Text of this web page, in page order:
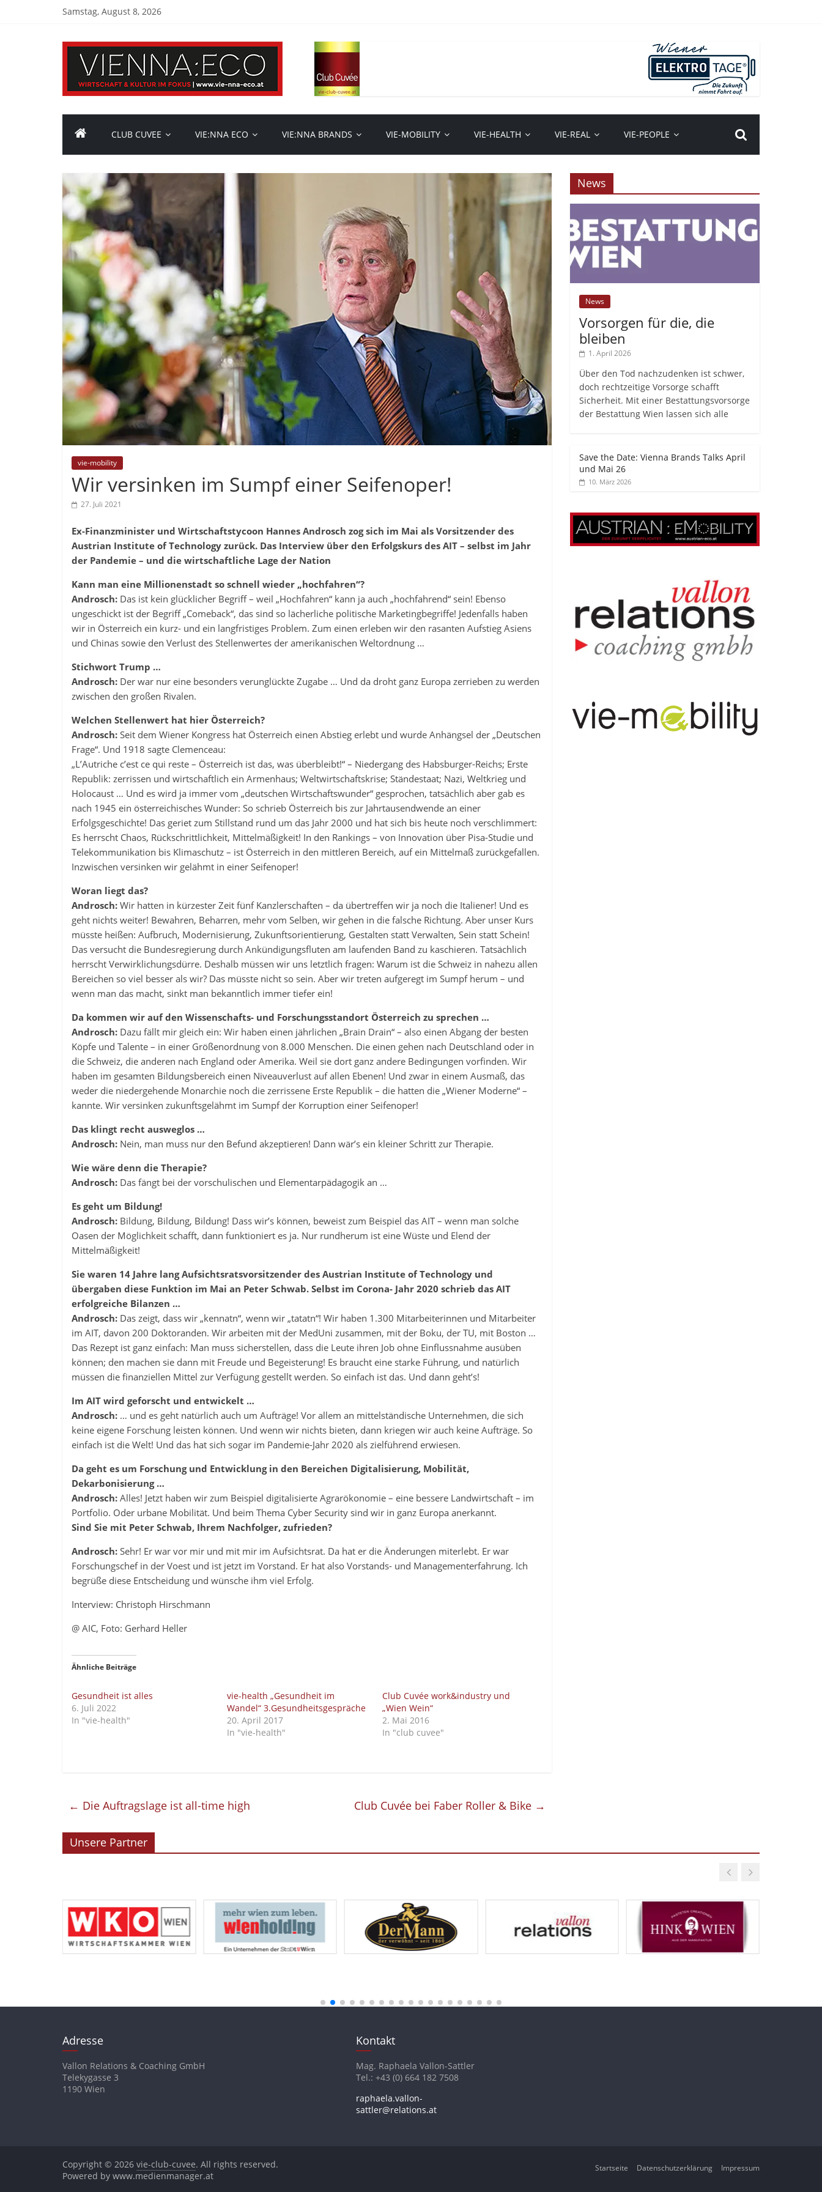
Samstag, August 8, 2026
CLUB CUVEE VIE:NNA ECO VIE:NNA BRANDS VIE-MOBILITY VIE-HEALTH VIE-REAL VIE-PEOPLE
vie-mobility
Wir versinken im Sumpf einer Seifenoper!
27. Juli 2021
Ex-Finanzminister und Wirtschaftstycoon Hannes Androsch zog sich im Mai als Vorsitzender des
Austrian Institute of Technology zurück. Das Interview über den Erfolgskurs des AIT – selbst im Jahr
der Pandemie – und die wirtschaftliche Lage der Nation
Kann man eine Millionenstadt so schnell wieder „hochfahren“?
Androsch: Das ist kein glücklicher Begriff – weil „Hochfahren“ kann ja auch „hochfahrend“ sein! Ebenso
ungeschickt ist der Begriff „Comeback“, das sind so lächerliche politische Marketingbegriffe! Jedenfalls haben
wir in Österreich ein kurz- und ein langfristiges Problem. Zum einen erleben wir den rasanten Aufstieg Asiens
und Chinas sowie den Verlust des Stellenwertes der amerikanischen Weltordnung …
Stichwort Trump …
Androsch: Der war nur eine besonders verunglückte Zugabe … Und da droht ganz Europa zerrieben zu werden
zwischen den großen Rivalen.
Welchen Stellenwert hat hier Österreich?
Androsch: Seit dem Wiener Kongress hat Österreich einen Abstieg erlebt und wurde Anhängsel der „Deutschen
Frage“. Und 1918 sagte Clemenceau:
„L’Autriche c’est ce qui reste – Österreich ist das, was überbleibt!“ – Niedergang des Habsburger-Reichs; Erste
Republik: zerrissen und wirtschaftlich ein Armenhaus; Weltwirtschaftskrise; Ständestaat; Nazi, Weltkrieg und
Holocaust … Und es wird ja immer vom „deutschen Wirtschaftswunder“ gesprochen, tatsächlich aber gab es
nach 1945 ein österreichisches Wunder: So schrieb Österreich bis zur Jahrtausendwende an einer
Erfolgsgeschichte! Das geriet zum Stillstand rund um das Jahr 2000 und hat sich bis heute noch verschlimmert:
Es herrscht Chaos, Rückschrittlichkeit, Mittelmäßigkeit! In den Rankings – von Innovation über Pisa-Studie und
Telekommunikation bis Klimaschutz – ist Österreich in den mittleren Bereich, auf ein Mittelmaß zurückgefallen.
Inzwischen versinken wir gelähmt in einer Seifenoper!
Woran liegt das?
Androsch: Wir hatten in kürzester Zeit fünf Kanzlerschaften – da übertreffen wir ja noch die Italiener! Und es
geht nichts weiter! Bewahren, Beharren, mehr vom Selben, wir gehen in die falsche Richtung. Aber unser Kurs
müsste heißen: Aufbruch, Modernisierung, Zukunftsorientierung, Gestalten statt Verwalten, Sein statt Schein!
Das versucht die Bundesregierung durch Ankündigungsfluten am laufenden Band zu kaschieren. Tatsächlich
herrscht Verwirklichungsdürre. Deshalb müssen wir uns letztlich fragen: Warum ist die Schweiz in nahezu allen
Bereichen so viel besser als wir? Das müsste nicht so sein. Aber wir treten aufgeregt im Sumpf herum – und
wenn man das macht, sinkt man bekanntlich immer tiefer ein!
Da kommen wir auf den Wissenschafts- und Forschungsstandort Österreich zu sprechen …
Androsch: Dazu fällt mir gleich ein: Wir haben einen jährlichen „Brain Drain“ – also einen Abgang der besten
Köpfe und Talente – in einer Größenordnung von 8.000 Menschen. Die einen gehen nach Deutschland oder in
die Schweiz, die anderen nach England oder Amerika. Weil sie dort ganz andere Bedingungen vorfinden. Wir
haben im gesamten Bildungsbereich einen Niveauverlust auf allen Ebenen! Und zwar in einem Ausmaß, das
weder die niedergehende Monarchie noch die zerrissene Erste Republik – die hatten die „Wiener Moderne“ –
kannte. Wir versinken zukunftsgelähmt im Sumpf der Korruption einer Seifenoper!
Das klingt recht ausweglos …
Androsch: Nein, man muss nur den Befund akzeptieren! Dann wär’s ein kleiner Schritt zur Therapie.
Wie wäre denn die Therapie?
Androsch: Das fängt bei der vorschulischen und Elementarpädagogik an …
Es geht um Bildung!
Androsch: Bildung, Bildung, Bildung! Dass wir’s können, beweist zum Beispiel das AIT – wenn man solche
Oasen der Möglichkeit schafft, dann funktioniert es ja. Nur rundherum ist eine Wüste und Elend der
Mittelmäßigkeit!
Sie waren 14 Jahre lang Aufsichtsratsvorsitzender des Austrian Institute of Technology und
übergaben diese Funktion im Mai an Peter Schwab. Selbst im Corona- Jahr 2020 schrieb das AIT
erfolgreiche Bilanzen …
Androsch: Das zeigt, dass wir „kennatn“, wenn wir „tatatn“! Wir haben 1.300 Mitarbeiterinnen und Mitarbeiter
im AIT, davon 200 Doktoranden. Wir arbeiten mit der MedUni zusammen, mit der Boku, der TU, mit Boston …
Das Rezept ist ganz einfach: Man muss sicherstellen, dass die Leute ihren Job ohne Einflussnahme ausüben
können; den machen sie dann mit Freude und Begeisterung! Es braucht eine starke Führung, und natürlich
müssen die finanziellen Mittel zur Verfügung gestellt werden. So einfach ist das. Und dann geht’s!
Im AIT wird geforscht und entwickelt …
Androsch: … und es geht natürlich auch um Aufträge! Vor allem an mittelständische Unternehmen, die sich
keine eigene Forschung leisten können. Und wenn wir nichts bieten, dann kriegen wir auch keine Aufträge. So
einfach ist die Welt! Und das hat sich sogar im Pandemie-Jahr 2020 als zielführend erwiesen.
Da geht es um Forschung und Entwicklung in den Bereichen Digitalisierung, Mobilität,
Dekarbonisierung …
Androsch: Alles! Jetzt haben wir zum Beispiel digitalisierte Agrarökonomie – eine bessere Landwirtschaft – im
Portfolio. Oder urbane Mobilität. Und beim Thema Cyber Security sind wir in ganz Europa anerkannt.
Sind Sie mit Peter Schwab, Ihrem Nachfolger, zufrieden?
Androsch: Sehr! Er war vor mir und mit mir im Aufsichtsrat. Da hat er die Änderungen miterlebt. Er war
Forschungschef in der Voest und ist jetzt im Vorstand. Er hat also Vorstands- und Managementerfahrung. Ich
begrüße diese Entscheidung und wünsche ihm viel Erfolg.
Interview: Christoph Hirschmann
@ AIC, Foto: Gerhard Heller
Ähnliche Beiträge
Gesundheit ist alles
6. Juli 2022
In "vie-health"
vie-health „Gesundheit im
Wandel“ 3.Gesundheitsgespräche
20. April 2017
In "vie-health"
Club Cuvée work&industry und
„Wien Wein“
2. Mai 2016
In "club cuvee"
← Die Auftragslage ist all-time high Club Cuvée bei Faber Roller & Bike →
News
News
Vorsorgen für die, die
bleiben
1. April 2026
Über den Tod nachzudenken ist schwer,
doch rechtzeitige Vorsorge schafft
Sicherheit. Mit einer Bestattungsvorsorge
der Bestattung Wien lassen sich alle
Save the Date: Vienna Brands Talks April
und Mai 26
10. März 2026
Unsere Partner
Adresse
Vallon Relations & Coaching GmbH
Telekygasse 3
1190 Wien
Kontakt
Mag. Raphaela Vallon-Sattler
Tel.: +43 (0) 664 182 7508
raphaela.vallon-
sattler@relations.at
Startseite Datenschutzerklärung Impressum
Copyright © 2026 vie-club-cuvee. All rights reserved.
Powered by www.medienmanager.at